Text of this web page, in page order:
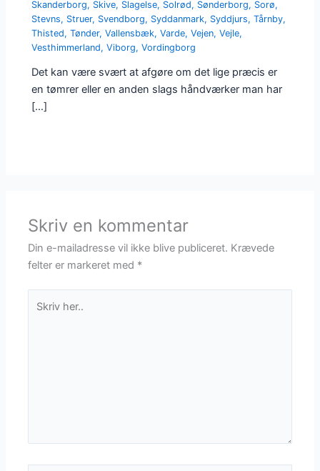
Skanderborg, Skive, Slagelse, Solrød, Sønderborg, Sorø,
Stevns, Struer, Svendborg, Syddanmark, Syddjurs,Tårnby,
Thisted,Tønder,Vallensbæk,Varde,Vejen,Vejle,
Vesthimmerland,Viborg,Vordingborg
Det kan være svært at afgøre om det lige præcis er
en tømrer eller en anden slags håndværker man har
[…]
Skriv en kommentar
Din e-mailadresse vil ikke blive publiceret. Krævede
felter er markeret med *
her..